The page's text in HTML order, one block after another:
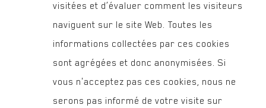
visitées et d’évaluer comment les visiteurs
naviguent sur le site Web. Toutes les
informations collectées par ces cookies
sont agrégées et donc anonymisées. Si
vous n'acceptez pas ces cookies, nous ne
serons pas informé de votre visite sur